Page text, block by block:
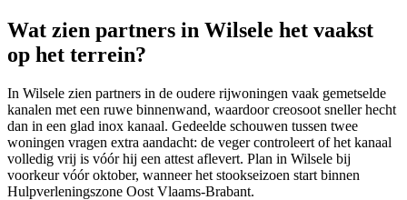
Wat zien partners in Wilsele het vaakst
op het terrein?
In Wilsele zien partners in de oudere rijwoningen vaak gemetselde
kanalen met een ruwe binnenwand, waardoor creosoot sneller hecht
dan in een glad inox kanaal. Gedeelde schouwen tussen twee
woningen vragen extra aandacht: de veger controleert of het kanaal
volledig vrij is vóór hij een attest aflevert. Plan in Wilsele bij
voorkeur vóór oktober, wanneer het stookseizoen start binnen
Hulpverleningszone Oost Vlaams-Brabant.